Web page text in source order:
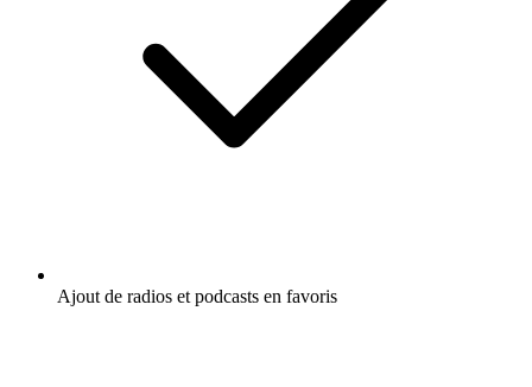
Ajout de radios et podcasts en favoris